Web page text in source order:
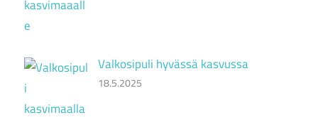
Valkosipuli hyvässä kasvussa
18.5.2025